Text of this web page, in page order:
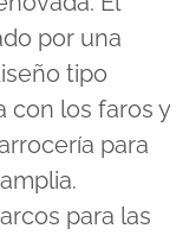
por una
tipo
con los faros y
para
para las